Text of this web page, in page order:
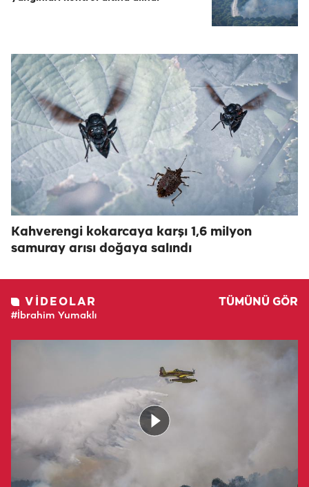
Kahverengi kokarcaya karşı 1,6 milyon
samuray arısı doğaya salındı
VIDEOLAR TÜMÜNÜ GÖR
#İbrahim Yumaklı